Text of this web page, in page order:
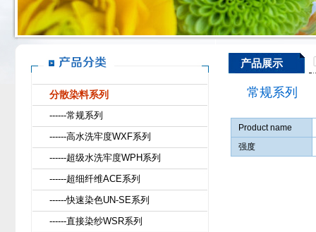
分散染料系列
------常规系列
------高水洗牢度WXF系列
------超级水洗牢度WPH系列
------超细纤维ACE系列
------快速染色UN-SE系列
------直接染纱WSR系列
产品展示
常规系列
Product name
强度